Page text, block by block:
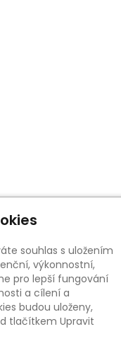
souhlas s uložením
výkonnostní,
pro lepší fungování
a cílení a
budou uloženy,
tlačítkem Upravit